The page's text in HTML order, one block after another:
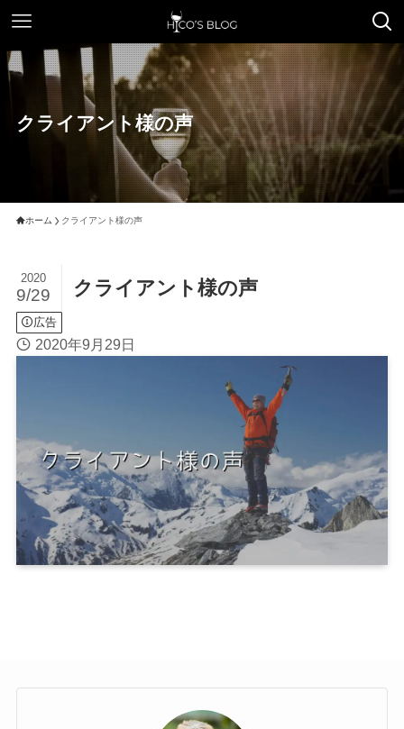
クライアント様の声
ホーム クライアント様の声
クライアント様の声
2020
9/29
広告
2020年9月29日